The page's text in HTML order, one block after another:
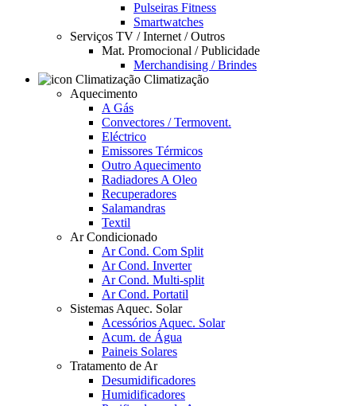
Pulseiras Fitness
Smartwatches
Serviços TV / Internet / Outros
Mat. Promocional / Publicidade
Merchandising / Brindes
Climatização
Aquecimento
A Gás
Convectores / Termovent.
Eléctrico
Emissores Térmicos
Outro Aquecimento
Radiadores A Oleo
Recuperadores
Salamandras
Textil
Ar Condicionado
Ar Cond. Com Split
Ar Cond. Inverter
Ar Cond. Multi-split
Ar Cond. Portatil
Sistemas Aquec. Solar
Acessórios Aquec. Solar
Acum. de Água
Paineis Solares
Tratamento de Ar
Desumidificadores
Humidificadores